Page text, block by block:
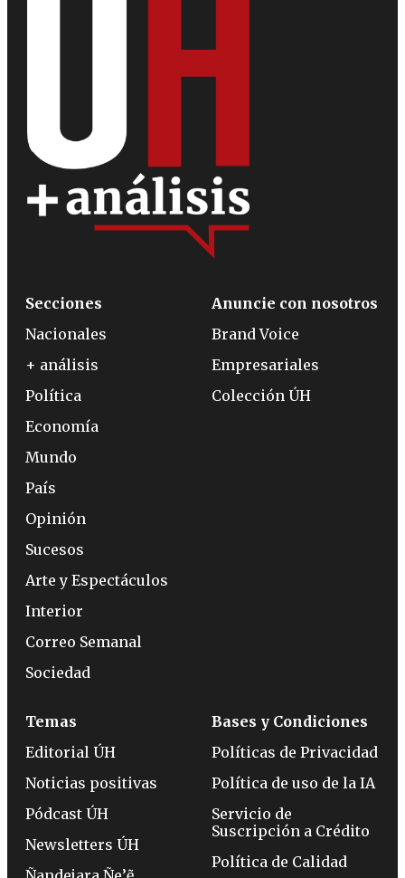
Secciones
Nacionales
+ análisis
Política
Economía
Mundo
País
Opinión
Sucesos
Arte y Espectáculos
Interior
Correo Semanal
Sociedad
Anuncie con nosotros
Brand Voice
Empresariales
Colección ÚH
Temas
Editorial ÚH
Noticias positivas
Pódcast ÚH
Newsletters ÚH
Bases y Condiciones
Políticas de Privacidad
Política de uso de la IA
Servicio de
Suscripción a Crédito
Política de Calidad